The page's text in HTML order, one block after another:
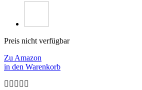
Preis nicht verfügbar
Zu Amazon
in den Warenkorb